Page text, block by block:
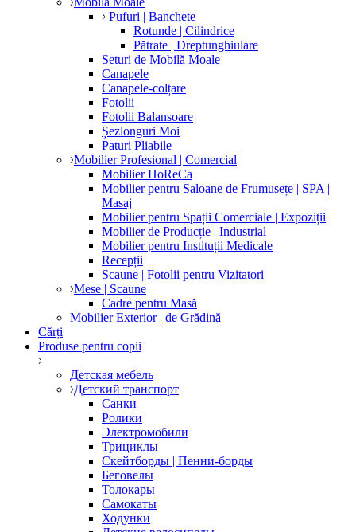
Pufuri | Banchete
Rotunde | Cilindrice
Pătrate | Dreptunghiulare
Seturi de Mobilă Moale
Canapele
Canapele-colțare
Fotolii
Fotolii Balansoare
Șezlonguri Moi
Paturi Pliabile
Mobilier Profesional | Comercial
Mobilier HoReCa
Mobilier pentru Saloane de Frumusețe | SPA |
Masaj
Mobilier pentru Spații Comerciale | Expoziții
Mobilier de Producție | Industrial
Mobilier pentru Instituții Medicale
Recepții
Scaune | Fotolii pentru Vizitatori
Mese | Scaune
Cadre pentru Masă
Mobilier Exterior | de Grădină
Cărți
Produse pentru copii
Детская мебель
Детский транспорт
Санки
Ролики
Электромобили
Трициклы
Скейтборды | Пенни-борды
Беговелы
Толокары
Самокаты
Ходунки